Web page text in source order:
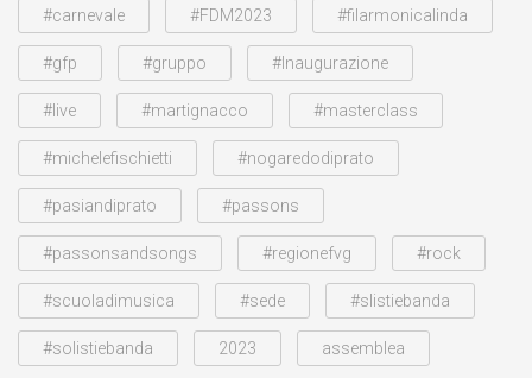
#carnevale #FDM2023 #filarmonicalinda
#gfp #gruppo #Inaugurazione
#live #martignacco #masterclass
#michelefischietti #nogaredodiprato
#pasiandiprato #passons
#passonsandsongs #regionefvg #rock
#scuoladimusica #sede #slistiebanda
#solistiebanda 2023 assemblea